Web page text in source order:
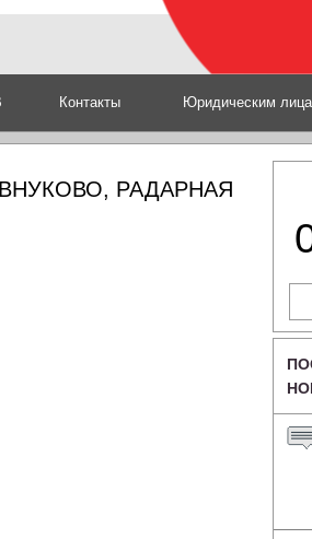
Контакты Юридическим
РАДАРНАЯ